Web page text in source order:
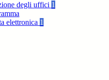
degli uffici 1
elettronica 1